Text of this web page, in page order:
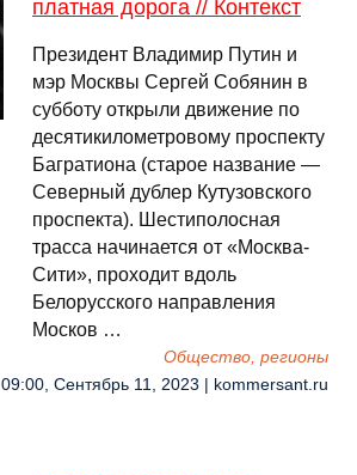
платная дорога // Контекст
Президент Владимир Путин и
мэр Москвы Сергей Собянин в
субботу открыли движение по
десятикилометровому проспекту
Багратиона (старое название —
Северный дублер Кутузовского
проспекта). Шестиполосная
трасса начинается от «Москва-
Сити», проходит вдоль
Белорусского направления
Москов …
Общество, регионы
09:00, Сентябрь 11, 2023 | kommersant.ru